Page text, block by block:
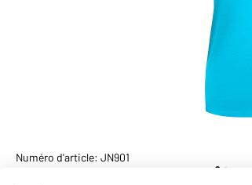
Numéro d'article: JN901
T-shirt femme col rond 150g/m²